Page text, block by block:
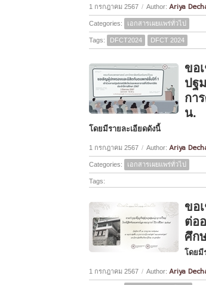
1 กรกฎาคม 2567 / Author: Ariya
Categories: เอกสารเผยแพร่ทั่วไป
Tags: DFCT2024 DFCT 2024
ขอ
ปฐ
กา
น.
โดยมีรายละเอียดดังนี้
1 กรกฎาคม 2567 / Author: Ariya
Categories: เอกสารเผยแพร่ทั่วไป
Tags:
ขอ
ต่อ
ศึก
โดยมี
1 กรกฎาคม 2567 / Author: Ariya